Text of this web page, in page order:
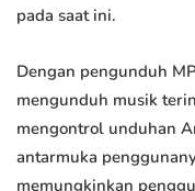
pada saat ini.
Dengan pengunduh
mengunduh musik
mengontrol unduhan
antarmuka
memungkinkan